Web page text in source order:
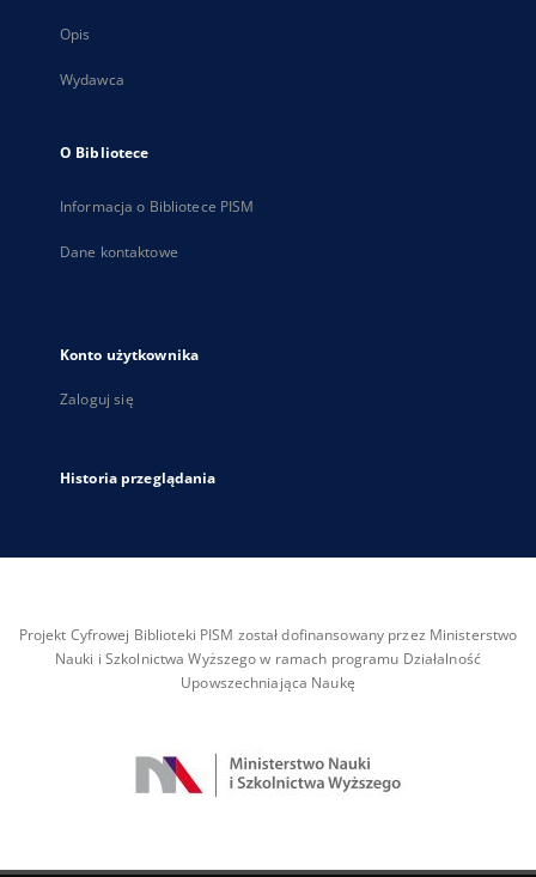
Opis
Wydawca
O Bibliotece
Informacja o Bibliotece PISM
Dane kontaktowe
Konto użytkownika
Zaloguj się
Historia przeglądania
Projekt Cyfrowej Biblioteki PISM został dofinansowany przez Ministerstwo
Nauki i Szkolnictwa Wyższego w ramach programu Działalność
Upowszechniająca Naukę